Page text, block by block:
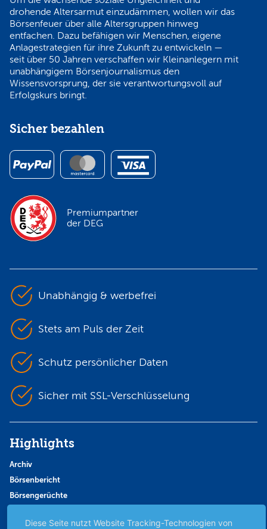
drohende Altersarmut einzudämmen, wollen wir das
Börsenfeuer über alle Altersgruppen hinweg
entfachen. Dazu befähigen wir Menschen, eigene
Anlagestrategien für ihre Zukunft zu entwickeln —
seit über 50 Jahren verschaffen wir Kleinanlegern mit
unabhängigem Börsenjournalismus den
Wissensvorsprung, der sie verantwortungsvoll auf
Erfolgskurs bringt.
Sicher bezahlen
Premiumpartner
der DEG
Unabhängig & werbefrei
Stets am Puls der Zeit
Schutz persönlicher Daten
Sicher mit SSL-Verschlüsselung
Highlights
Archiv
Börsenbericht
Börsengerüchte
Börsennews
Diese Seite nutzt Website Tracking-Technologien von